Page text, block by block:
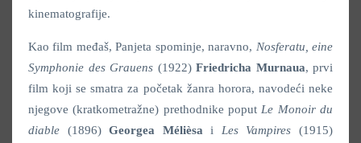
kinematografije.
Kao film međaš, Panjeta spominje, naravno, Nosferatu, eine
Symphonie des Grauens (1922) Friedricha Murnaua, prvi
film koji se smatra za početak žanra horora, navodeći neke
njegove (kratkometražne) prethodnike poput Le Monoir du
diable (1896)Georgea Mélièsa i Les Vampires(1915)